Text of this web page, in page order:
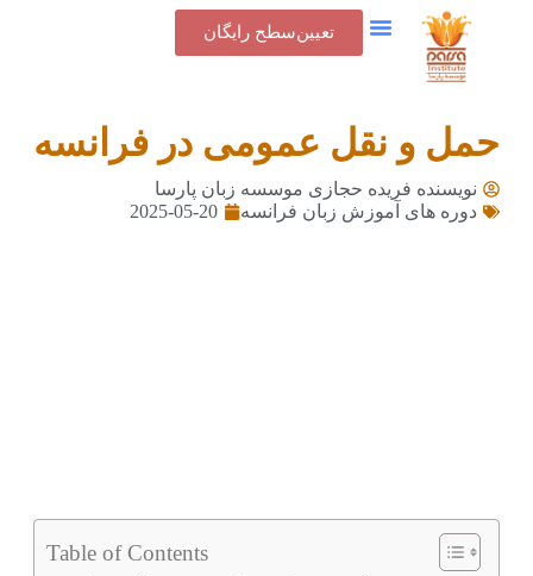
تعیین‌سطح رایگان
حمل و نقل عمومی در فرانسه
نویسنده فریده حجازی موسسه زبان پارسا
دوره های آموزش زبان فرانسه
2025-05-20
Table of Contents